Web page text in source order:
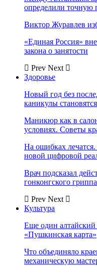
определили точную
Виктор Журавлев
«Единая Россия»
закона о занятости
Prev Next
Здоровье
Новый год без
каникулы
Маникюр как в
условиях. Советы
На ошибках
новой цифровой
Врач подсказал
гонконгского
Prev Next
Культура
Еще один алтайский
«Пушкинская карта»
Что объединяло
механическую